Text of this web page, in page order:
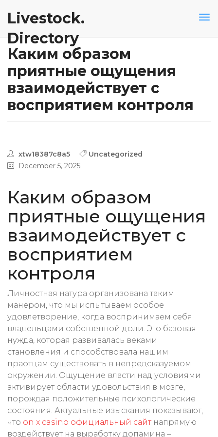
Livestock.
Directory
Каким образом
приятные ощущения
взаимодействует с
восприятием контроля
xtw18387c8a5
Uncategorized
December 5, 2025
Каким образом
приятные ощущения
взаимодействует с
восприятием
контроля
Личностная натура организована таким
манером, что мы испытываем особое
удовлетворение, когда воспринимаем себя
владельцами собственной доли. Это базовая
нужда, которая развивалась веками
становления и способствовала нашим
праотцам существовать в непредсказуемом
окружении. Ощущение власти над условиями
активирует области удовольствия в мозге,
порождая положительные психологические
состояния. Актуальные изыскания показывают,
что on x casino официальный сайтнапрямую
воздействует на выработку допамина –